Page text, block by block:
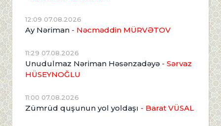
12:09 07.08.2026
Ay Nəriman - Nəcməddin MÜRVƏTOV
11:29 07.08.2026
Unudulmaz Nəriman Həsənzadəyə - Sərvaz
HÜSEYNOĞLU
11:00 07.08.2026
Zümrüd quşunun yol yoldaşı - Barat VÜSAL